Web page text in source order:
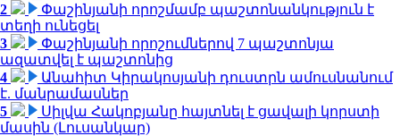
2
Փաշինյանի որոշմամբ պաշտոնանկություն է
տեղի ունեցել
3
Փաշինյանի որոշումներով 7 պաշտոնյա
ազատվել է պաշտոնից
4
Անահիտ Կիրակոսյանի դուստրն ամուսնանում
է. մանրամասներ
5
Սիլվա Հակոբյանը հայտնել է ցավալի կորստի
մասին (Լուսանկար)